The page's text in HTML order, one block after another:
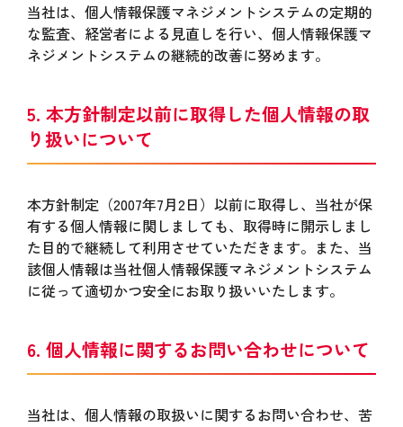
当社は、個人情報保護マネジメントシステムの定期的
な監査、経営者による見直しを行い、個人情報保護マ
ネジメントシステムの継続的改善に努めます。
5. 本方針制定以前に取得した個人情報の取
り扱いについて
本方針制定（2007年7月2日）以前に取得し、当社が保
有する個人情報に関しましても、取得時に開示しまし
た目的で継続して利用させていただきます。また、当
該個人情報は当社個人情報保護マネジメントシステム
に従って適切かつ安全にお取り扱いいたします。
6. 個人情報に関するお問い合わせについて
当社は、個人情報の取扱いに関するお問い合わせ、苦